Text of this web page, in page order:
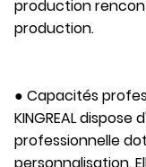
production
production.
● Capacités
KINGREAL
professionnelle
personnalisation.